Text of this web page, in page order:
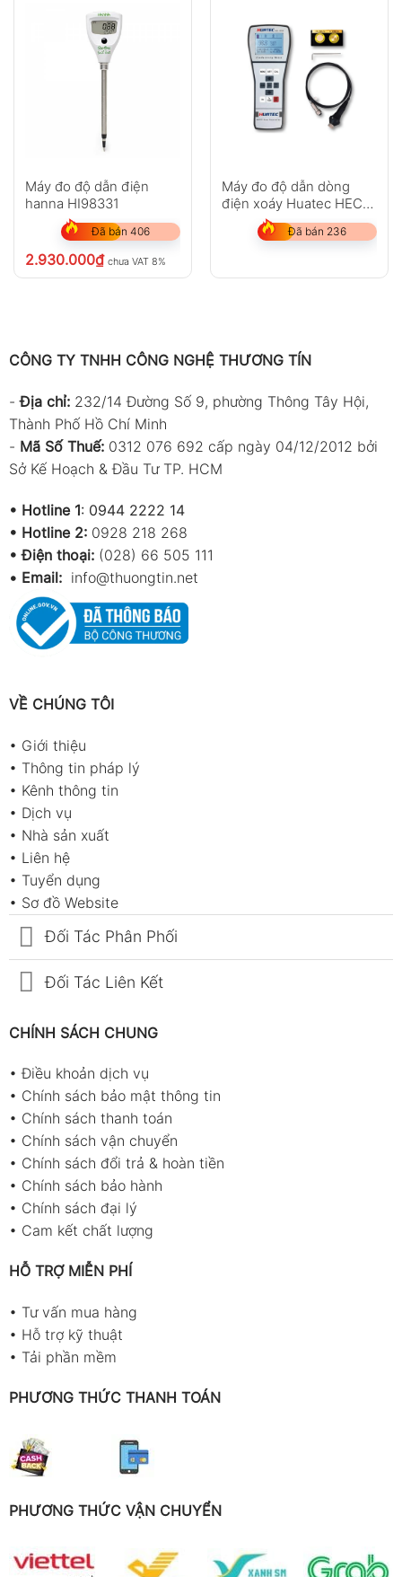
Máy đo độ dẫn điện
hanna HI98331
Đã bán 406
2.930.000₫ chưa VAT 8%
Máy đo độ dẫn dòng
điện xoáy Huatec HEC-
Đã bán 236
CÔNG TY TNHH CÔNG NGHỆ THƯƠNG TÍN
-Địa chỉ: 232/14 Đường Số 9, phường Thông Tây Hội,
Thành Phố Hồ Chí Minh
- Mã Số Thuế: 0312 076 692 cấp ngày 04/12/2012 bởi
Sở Kế Hoạch & Đầu Tư TP. HCM
• Hotline 1: 0944 2222 14
• Hotline 2: 0928 218 268
• Điện thoại: (028) 66 505 111
• Email: info@thuongtin.net
VỀ CHÚNG TÔI
• Giới thiệu
• Thông tin pháp lý
• Kênh thông tin
• Dịch vụ
• Nhà sản xuất
• Liên hệ
• Tuyển dụng
• Sơ đồ Website
Đối Tác Phân Phối
Đối Tác Liên Kết
CHÍNH SÁCH CHUNG
•Điều khoản dịch vụ
• Chính sách bảo mật thông tin
• Chính sách thanh toán
• Chính sách vận chuyển
• Chính sách đổi trả & hoàn tiền
• Chính sách bảo hành
• Chính sách đại lý
• Cam kết chất lượng
HỖ TRỢ MIỄN PHÍ
• Tư vấn mua hàng
• Hỗ trợ kỹ thuật
• Tải phần mềm
PHƯƠNG THỨC THANH TOÁN
PHƯƠNG THỨC VẬN CHUYỂN